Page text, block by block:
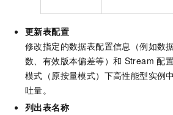
更新表配置
修改指定的数据表配置信息（例如数
数、有效版本偏差等）和 Stream 配
模式（原按量模式）下高性能型实例
吐量。
列出表名称